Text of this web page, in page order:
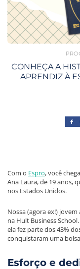
CONHEÇA A
APRENDIZ À
Com o Espro, você
Ana Laura, de 19 anos,
nos Estados Unidos.
Nossa (agora ex!)
na Hult Business
ela fez parte dos 43%
conquistaram uma
Esforço e